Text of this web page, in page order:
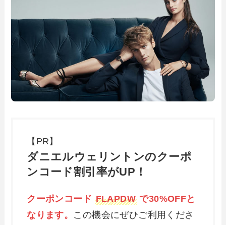
【PR】
ダニエルウェリントンのクーポ
ンコード割引率がUP！
クーポンコード FLAPDWで30%OFFと
なります。 この機会にぜひご利用くださ